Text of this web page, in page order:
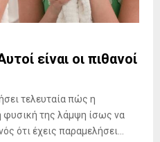
είναι οι πιθανοί
τελευταία πώς η
φυσική της λάμψη ίσως να
ότι έχεις παραμελήσει...